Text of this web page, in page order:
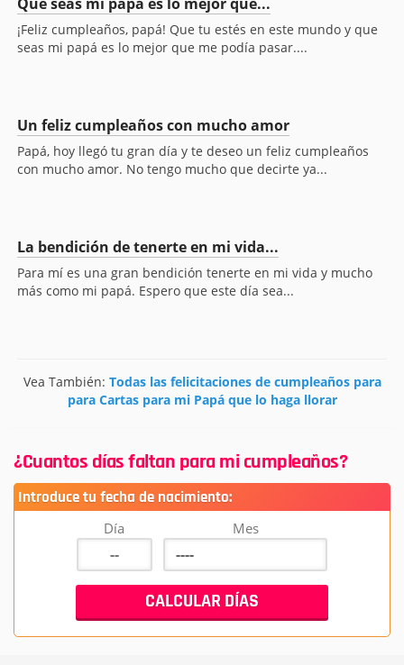
¡Feliz cumpleaños, papá! Que tu estés en este mundo y que
seas mi papá es lo mejor que me podía pasar....
Un feliz cumpleaños con mucho amor
Papá, hoy llegó tu gran día y te deseo un feliz cumpleaños
con mucho amor. No tengo mucho que decirte ya...
La bendición de tenerte en mi vida...
Para mí es una gran bendición tenerte en mi vida y mucho
más como mi papá. Espero que este día sea...
Vea También: Todas las felicitaciones de cumpleaños para
para Cartas para mi Papá que lo haga llorar
¿Cuantos días faltan para mi cumpleaños?
Introduce tu fecha de nacimiento:
Día Mes